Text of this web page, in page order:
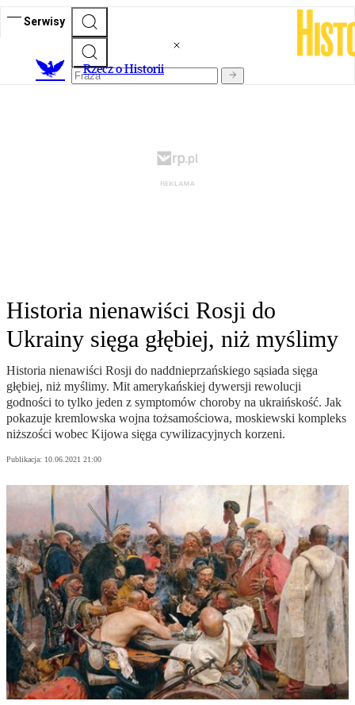
Serwisy
Rzecz o Historii
Historia nienawiści Rosji do
Ukrainy sięga głębiej, niż myślimy
Historia nienawiści Rosji do naddnieprzańskiego sąsiada sięga
głębiej, niż myślimy. Mit amerykańskiej dywersji rewolucji
godności to tylko jeden z symptomów choroby na ukraińskość. Jak
pokazuje kremlowska wojna tożsamościowa, moskiewski kompleks
niższości wobec Kijowa sięga cywilizacyjnych korzeni.
Publikacja: 10.06.2021 21:00